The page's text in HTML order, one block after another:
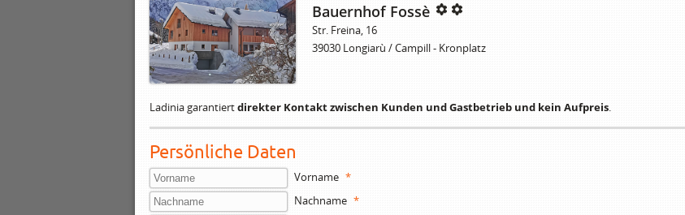
Bauernhof Fossè
Str. Freina, 16
39030 Longiarù / Campill - Kronplatz
Ladinia garantiertdirekter Kontakt zwischen Kunden und Gastbetrieb und kein Aufpreis.
Persönliche Daten
Vorname *
Nachname *